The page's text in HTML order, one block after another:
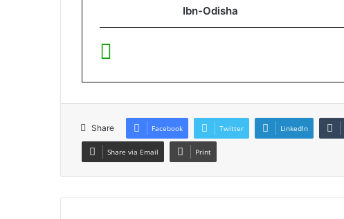
Ibn-Odisha
Share Facebook Twitter LinkedIn
Share via Email Print